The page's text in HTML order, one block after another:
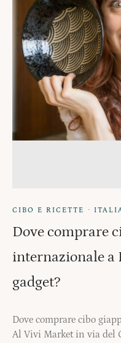
CIBO E RICETTE ·
Dove comprare
internazionale a
gadget?
Dove comprare cibo
Al Vivi Market in via del